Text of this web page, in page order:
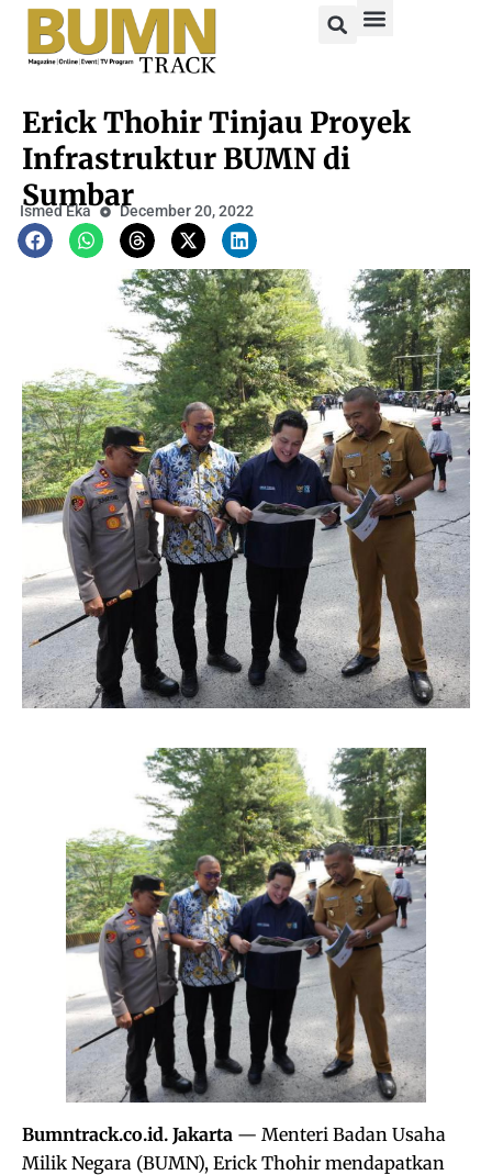
Erick Thohir Tinjau Proyek
Infrastruktur BUMN di
Sumbar
Ismed Eka December 20, 2022
Bumntrack.co.id. Jakarta — Menteri Badan Usaha
Milik Negara (BUMN), Erick Thohir mendapatkan